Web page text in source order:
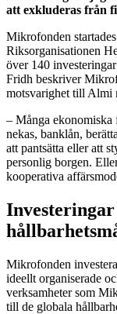
att exkluderas från
Mikrofonden
Riksorganisationen
över 140
Fridh beskriver
motsvarighet till Almi
– Många ekonomiska
nekas, banklån,
att pantsätta eller att
personlig borgen.
kooperativa
Mikrofonden
ideellt organiserade
verksamheter som
till de globala